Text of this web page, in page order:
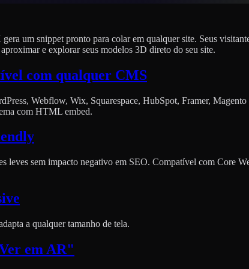
um snippet pronto para colar em qualquer site. Seus
e explorar seus modelos 3D direto do seu site.
com qualquer CMS
Webflow, Wix, Squarespace, HubSpot, Framer, Magento
com HTML embed.
leves sem impacto negativo em SEO. Compatível com Core
a qualquer tamanho de tela.
em AR"